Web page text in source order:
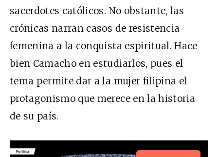
sacerdotes católicos. No obstante, las
crónicas narran casos de resistencia
femenina a la conquista espiritual. Hace
bien Camacho en estudiarlos, pues el
tema permite dar a la mujer filipina el
protagonismo que merece en la historia
de su país.